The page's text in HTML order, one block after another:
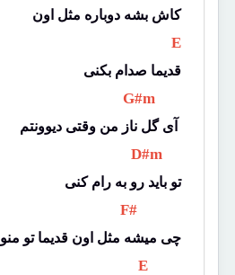
کاش بشه دوباره مثل اون
E
قدیما صدام بکنی
G#m
D#m
تو باید رو به رام کنی
F#
چی میشه مثل اون قدیما تو منو
E